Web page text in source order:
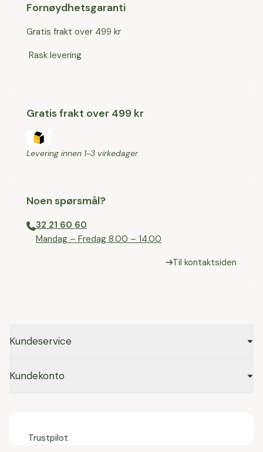
Fornøydhetsgaranti
Gratis frakt over 499 kr
Rask levering
Gratis frakt over 499 kr
Levering innen 1-3 virkedager
Noen spørsmål?
32 21 60 60
⁠Mandag – Fredag 8.00 – 14.00
Til kontaktsiden
Kundeservice
Kundekonto
Trustpilot